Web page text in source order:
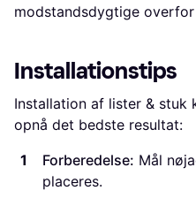
modstandsdygtige overfor
Installationstips
Installation af lister &
opnå det bedste resultat:
Forberedelse: Mål
placeres.